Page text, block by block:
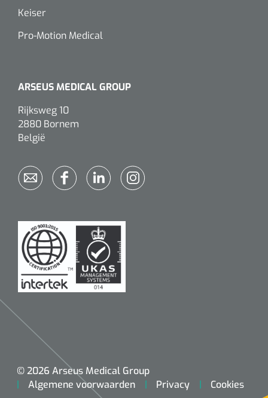
Keiser
Pro-Motion Medical
ARSEUS MEDICAL GROUP
Rijksweg 10
2880 Bornem
België
© 2026 Arseus Medical Group
Algemene voorwaarden
Privacy Cookies